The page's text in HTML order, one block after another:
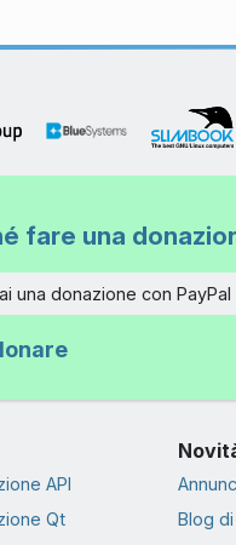
fare una
una donazione con PayPal
API
Qt
Blog di